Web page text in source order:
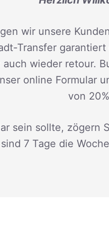
wir unsere
Transfer
wieder retour.
online Formular
von
sein sollte, zögern
7 Tage die